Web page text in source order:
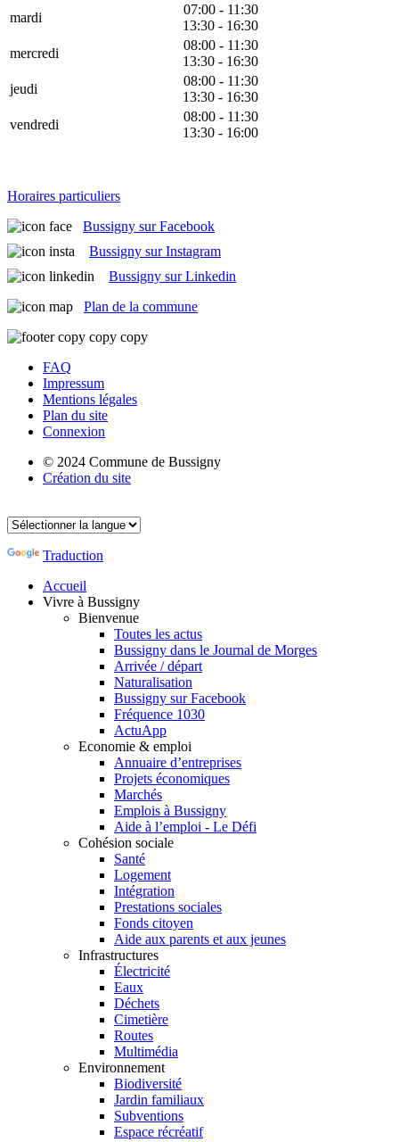
mardi
07:00 - 11:30
13:30 - 16:30
mercredi
08:00 - 11:30
13:30 - 16:30
jeudi
08:00 - 11:30
13:30 - 16:30
vendredi
08:00 - 11:30
13:30 - 16:00
Horaires particuliers
Bussigny sur Facebook
Bussigny sur Instagram
Bussigny sur Linkedin
Plan de la commune
FAQ
Impressum
Mentions légales
Plan du site
Connexion
© 2024 Commune de Bussigny
Création du site
Traduction
Accueil
Vivre à Bussigny
Bienvenue
Toutes les actus
Bussigny dans le Journal de Morges
Arrivée / départ
Naturalisation
Bussigny sur Facebook
Fréquence 1030
ActuApp
Economie & emploi
Annuaire d’entreprises
Projets économiques
Marchés
Emplois à Bussigny
Aide à l’emploi - Le Défi
Cohésion sociale
Santé
Logement
Intégration
Prestations sociales
Fonds citoyen
Aide aux parents et aux jeunes
Infrastructures
Électricité
Eaux
Déchets
Cimetière
Routes
Multimédia
Environnement
Biodiversité
Jardin familiaux
Subventions
Espace récréatif